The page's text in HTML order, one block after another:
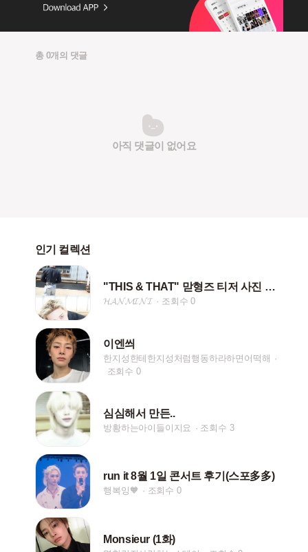
총 0개의 댓글
아직 댓글이 없어요
인기 컬렉션
"THIS & THAT" 맏형즈 티저 사진 모음 📸
𝓗𝓐𝓝𝓜𝓘𝓝𝓘 조회수 0
이엔씌
한지성한테한지성처럼행동하라하면어떡해
조회수 0
심심해서 만든..
방황하는아이들이지요 조회수 3
run it 8월 1일 콘서트 후기(스포多多)
행복잉🧡 조회수 0
Monsieur (1화)